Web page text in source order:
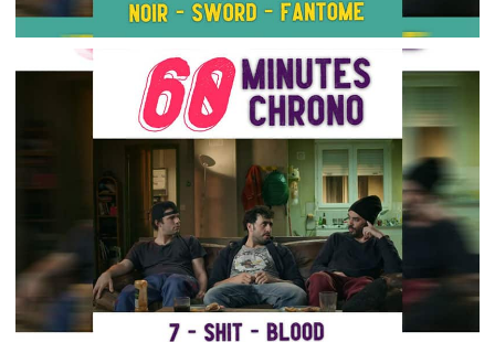
60MIN CHRONO – JE N’ÉCOUTE QUE DU FLAC
MOI MONSIEUR !!
60min chrono,Podcasts